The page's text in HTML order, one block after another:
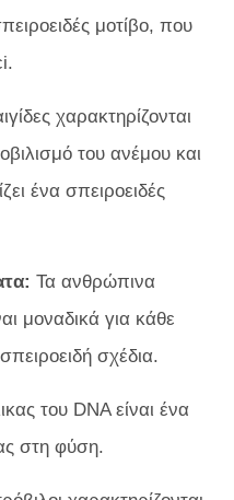
μοτίβο, που
χαρακτηρίζονται
του ανέμου και
ένα σπειροειδές
Τα ανθρώπινα
μοναδικά για κάθε
σχέδια.
του DNA είναι ένα
στη φύση.